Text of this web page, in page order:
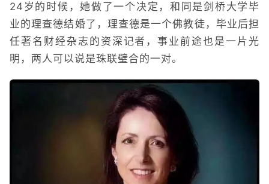
24岁的时候，她做了一个决定，和同是剑桥大学毕
业的理查德结婚了，理查德是一个佛教徒，毕业后担
任著名财经杂志的资深记者，事业前途也是一片光
明，两人可以说是珠联璧合的一对。